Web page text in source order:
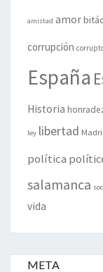
amistad amor
corrupción
España
Historia
ley libertad
política
salamanca
vida
META